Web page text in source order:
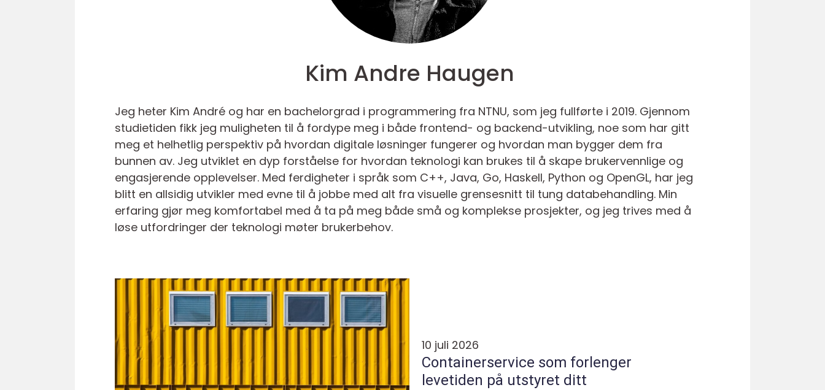
Kim Andre Haugen
Jeg heter Kim André og har en bachelorgrad i programmering fra NTNU, som jeg fullførte i 2019. Gjennom
studietiden fikk jeg muligheten til å fordype meg i både frontend- og backend-utvikling, noe som har gitt
meg et helhetlig perspektiv på hvordan digitale løsninger fungerer og hvordan man bygger dem fra
bunnen av. Jeg utviklet en dyp forståelse for hvordan teknologi kan brukes til å skape brukervennlige og
engasjerende opplevelser. Med ferdigheter i språk som C++, Java, Go, Haskell, Python og OpenGL, har jeg
blitt en allsidig utvikler med evne til å jobbe med alt fra visuelle grensesnitt til tung databehandling. Min
erfaring gjør meg komfortabel med å ta på meg både små og komplekse prosjekter, og jeg trives med å
løse utfordringer der teknologi møter brukerbehov.
10 juli 2026
Containerservice som forlenger
levetiden på utstyret ditt